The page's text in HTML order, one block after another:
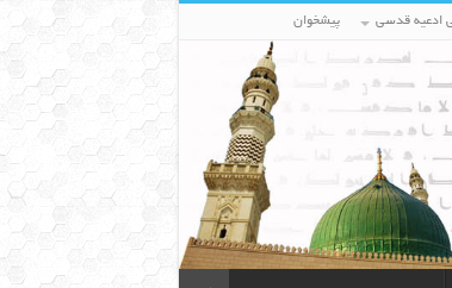
ادعیه قدسی پیشخوان